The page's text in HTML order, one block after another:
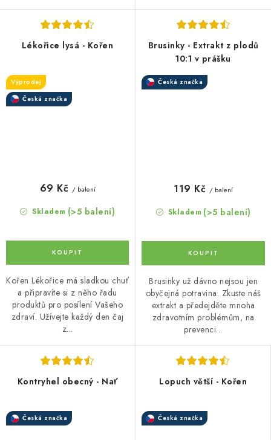
Lékořice lysá - Kořen
Výprodej
Česká značka
Skladem (>5 balení)
69 Kč / balení
Kořen Lékořice má sladkou chuť
a připravíte si z něho řadu
produktů pro posílení Vašeho
zdraví. Užívejte každý den čaj
z...
Brusinky - Extrakt z plodů
10:1 v prášku
Česká značka
Skladem (>5 balení)
119 Kč / balení
Brusinky už dávno nejsou jen
obyčejná potravina. Zkuste náš
extrakt a předejděte mnoha
zdravotním problémům, na
prevenci...
Kontryhel obecný - Nať
Česká značka
Lopuch větší - Kořen
Česká značka